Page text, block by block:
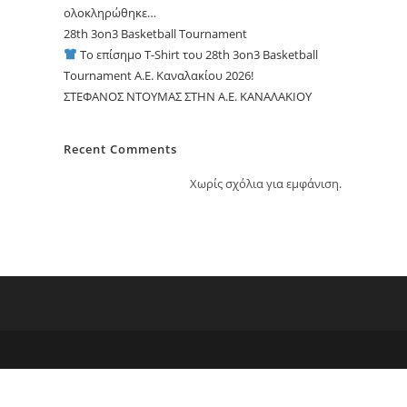
ολοκληρώθηκε…
28th 3on3 Basketball Tournament
Το επίσημο T-Shirt του 28th 3on3 Basketball
Tournament A.E. Καναλακίου 2026!
ΣΤΕΦΑΝΟΣ ΝΤΟΥΜΑΣ ΣΤΗΝ Α.Ε. ΚΑΝΑΛΑΚΙΟΥ
Recent Comments
Χωρίς σχόλια για εμφάνιση.